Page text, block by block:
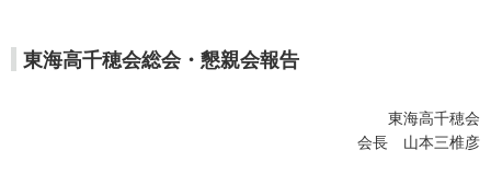
東海高千穂会総会・懇親会報告
東海高千穂会
会長 山本三椎彦